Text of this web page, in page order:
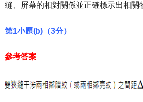
縫、屏幕的相對關係並正確標示出相關
第1小題(b)（3分）
參考答案